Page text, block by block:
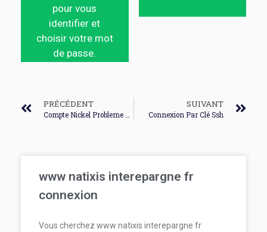
pour vous
identifier et
choisir votre mot
de passe.
PRÉCÉDENT SUIVANT
Connexion Par Clé Ssh
www natixis interepargne fr
connexion
Vous cherchez www natixis interepargne fr